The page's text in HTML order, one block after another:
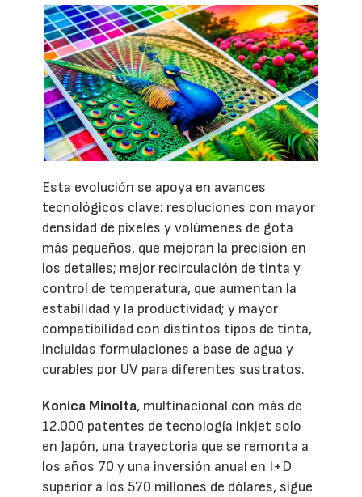
Esta evolución se apoya en avances
tecnológicos clave: resoluciones con mayor
densidad de píxeles y volúmenes de gota
más pequeños, que mejoran la precisión en
los detalles; mejor recirculación de tinta y
control de temperatura, que aumentan la
estabilidad y la productividad; y mayor
compatibilidad con distintos tipos de tinta,
incluidas formulaciones a base de agua y
curables por UV para diferentes sustratos.
Konica Minolta, multinacional con más de
12.000 patentes de tecnología inkjet solo
en Japón, una trayectoria que se remonta a
los años 70 y una inversión anual en I+D
superior a los 570 millones de dólares, sigue